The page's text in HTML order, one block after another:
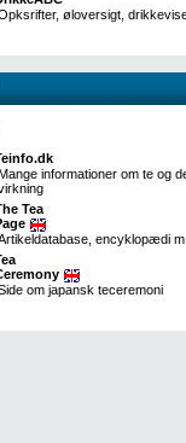
øloversigt,
informationer om te og
Tea
encyklopædi
om japansk teceremoni